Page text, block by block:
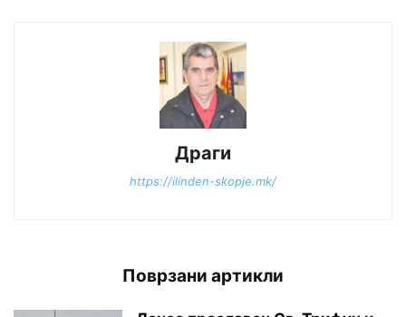
Драги
https://ilinden-skopje.mk/
Поврзани артикли